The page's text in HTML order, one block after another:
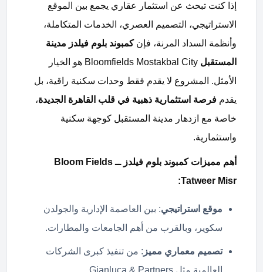
إذا كنت تبحث عن استثمار عقاري يجمع بين الموقع
الاستراتيجي، التصميم العصري، الخدمات المتكاملة،
وأنظمة السداد المرنة، فإنكمبوند بلوم فيلدز مدينة
المستقبل
Bloomfields Mostakbal City هو الخيار
الأمثل. المشروع لا يقدم فقط وحدات سكنية راقية، بل
يقدم فرصة استثمارية ذهبية في قلب القاهرة الجديدة،
خاصة مع ازدهار مدينة المستقبل كوجهة سكنية
واستثمارية.
أهم مميزات كمبوند بلوم فيلدز ــ Bloom Fields
Tatweer Misr:
موقع استراتيجي: بين العاصمة الإدارية والجولدن
سكوير، وبالقرب من أهم الجامعات والمطارات.
تصميم معماري مميز : من تنفيذ كبرى الشركات